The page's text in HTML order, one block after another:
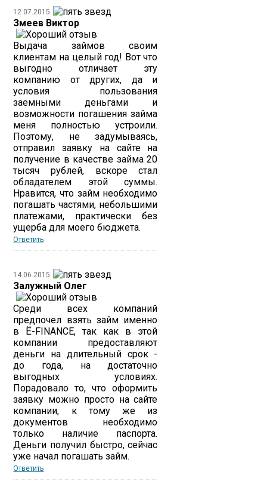
12.07.2015
Змеев Виктор
Выдача займов своим
клиентам на целый год! Вот что
выгодно отличает эту
компанию от других, да и
условия пользования
заемными деньгами и
возможности погашения займа
меня полностью устроили.
Поэтому, не задумываясь,
отправил заявку на сайте на
получение в качестве займа 20
тысяч рублей, вскоре стал
обладателем этой суммы.
Нравится, что займ необходимо
погашать частями, небольшими
платежами, практически без
ущерба для моего бюджета.
Ответить
14.06.2015
Залужный Олег
Среди всех компаний
предпочел взять займ именно
в Ё-FINANCE, так как в этой
компании предоставляют
деньги на длительный срок -
до года, на достаточно
выгодных условиях.
Порадовало то, что оформить
заявку можно просто на сайте
компании, к тому же из
документов необходимо
только наличие паспорта.
Деньги получил быстро, сейчас
уже начал погашать займ.
Ответить